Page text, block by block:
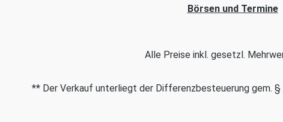
Börsen und Termine
Alle Preise inkl. gesetzl.
** Der Verkauf unterliegt der Differenzbesteuerung gem.